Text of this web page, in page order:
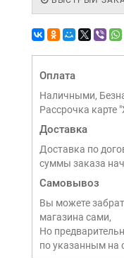
Оплата
Наличными,
Рассрочка карте
Доставка
Доставка по
суммы заказа
Самовывоз
Вы можете
магазина сами,
Но
по указанным на